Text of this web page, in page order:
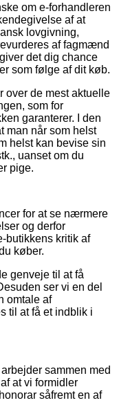
om e-forhandleren
af at
lovgivning,
af fagmænd
det dig chance
som følge af dit køb.
over de mest aktuelle
som for
garanterer. I den
man når som helst
helst kan bevise sin
uanset om du
pige.
for at se nærmere
og derfor
butikkens kritik af
køber.
genveje til at få
ser vi en del
omtale af
til at få et indblik i
sammen med
at vi formidler
såfremt en af